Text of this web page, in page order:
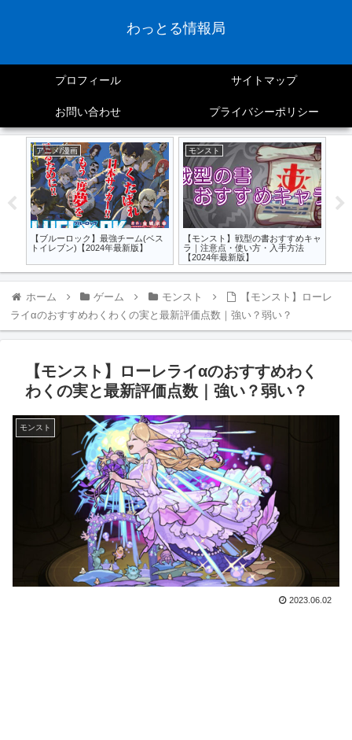
わっとる情報局
プロフィール サイトマップ
お問い合わせ プライバシーポリシー
アニメ/漫画
【ブルーロック】最強チーム(ベス
トイレブン)【2024年最新版】
モンスト
【モンスト】戦型の書おすすめキャ
ラ｜注意点・使い方・入手方法
【2024年最新版】
ホーム ゲーム モンスト
【モンスト】ローレ
ライαのおすすめわくわくの実と最新評価点数｜強い？弱い？
【モンスト】ローレライαのおすすめわく
わくの実と最新評価点数｜強い？弱い？
モンスト
2023.06.02